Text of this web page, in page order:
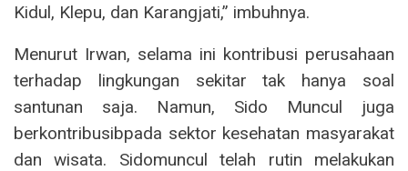
Kidul, Klepu, dan Karangjati,” imbuhnya.
Menurut Irwan, selama ini kontribusi perusahaan
terhadap lingkungan sekitar tak hanya soal
santunan saja. Namun, Sido Muncul juga
berkontribusibpada sektor kesehatan masyarakat
dan wisata. Sidomuncul telah rutin melakukan